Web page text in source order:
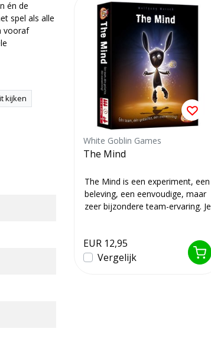
én de
spel als alle
vooraf
kijken
White Goblin Games
The Mind
The Mind is een experiment, een
beleving, een eenvoudige, maar
zeer bijzondere team-ervaring. Je
EUR 12,95
Vergelijk